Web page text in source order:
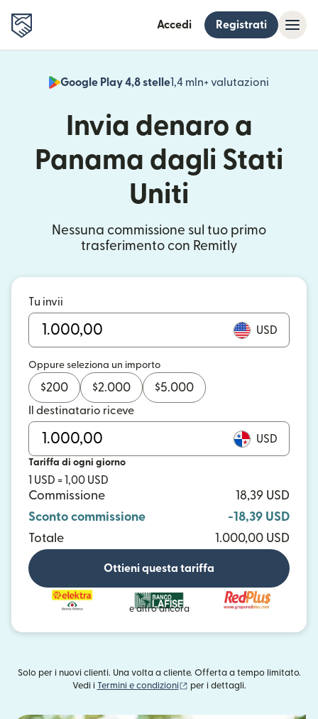
Accedi Registrati
Google Play 4,8 stelle1,4 mln+ valutazioni
Invia denaro a
Panama dagli Stati
Uniti
Nessuna commissione sul tuo primo
trasferimento con Remitly
Tu invii
USD
Oppure seleziona un importo
$200 $2.000 $5.000
Il destinatario riceve
USD
Tariffa di ogni giorno
1 USD = 1,00 USD
Commissione
18,39 USD
Sconto commissione
-18,39 USD
Totale
1.000,00 USD
Ottieni questa tariffa
e altro ancora
Solo per i nuovi clienti. Una volta a cliente. Offerta a tempo limitato.
Vedi i Termini e condizioni (si apre in una nuova finestra)
per i dettagli.